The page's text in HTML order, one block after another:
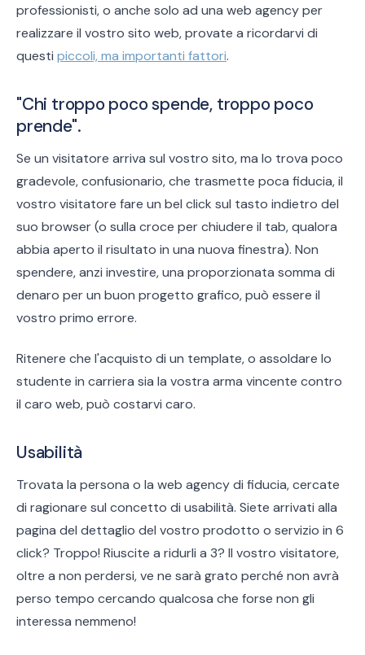
professionisti, o anche solo ad una web agency per
realizzare il vostro sito web, provate a ricordarvi di
questi piccoli, ma importanti fattori.
"Chi troppo poco spende, troppo poco
prende".
Se un visitatore arriva sul vostro sito, ma lo trova poco
gradevole, confusionario, che trasmette poca fiducia, il
vostro visitatore fare un bel click sul tasto indietro del
suo browser (o sulla croce per chiudere il tab, qualora
abbia aperto il risultato in una nuova finestra). Non
spendere, anzi investire, una proporzionata somma di
denaro per un buon progetto grafico, può essere il
vostro primo errore.
Ritenere che l'acquisto di un template, o assoldare lo
studente in carriera sia la vostra arma vincente contro
il caro web, può costarvi caro.
Usabilità
Trovata la persona o la web agency di fiducia, cercate
di ragionare sul concetto di usabilità. Siete arrivati alla
pagina del dettaglio del vostro prodotto o servizio in 6
click? Troppo! Riuscite a ridurli a 3? Il vostro visitatore,
oltre a non perdersi, ve ne sarà grato perché non avrà
perso tempo cercando qualcosa che forse non gli
interessa nemmeno!